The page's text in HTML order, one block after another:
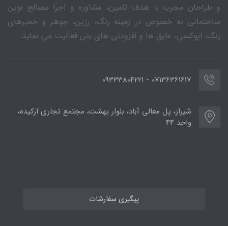
و طراحان مجرب با هدف تامین، مشاوره و اجرا مصالح نوین
ساختمانی به خصوص در زمینه رنگ، رزین، جوهر و خمیرهای
رنگ، اپوکسی، عایق ها و افزودنی های بتن فعالیت می نماید.
07136361617 - 09333804221
شیراز، پل معالی آباد، بلوار بهشت، مجتمع تجاری ارکیده،
واحد 44
پیگیری سفارشات